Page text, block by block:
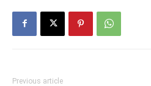
Previous article